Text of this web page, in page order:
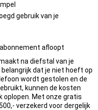
gebruik van je
afloopt
na diefstal van je
dat je niet hoeft op
wordt gestolen en de
kunnen de kosten
oplopen. Met onze gratis
verzekerd voor dergelijk